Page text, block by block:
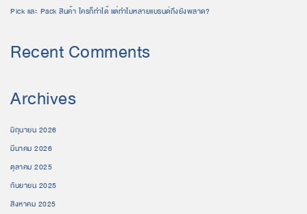
Pick และ Pack สินค้า ใครก็ทำได้ แต่ทำไมหลายแบรนด์ถึงยังพลาด?
Recent Comments
Archives
มิถุนายน 2026
มีนาคม 2026
ตุลาคม 2025
กันยายน 2025
สิงหาคม 2025